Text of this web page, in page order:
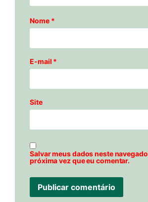
Nome *
E-mail *
Site
Salvar meus dados neste
próxima vez que eu comentar.